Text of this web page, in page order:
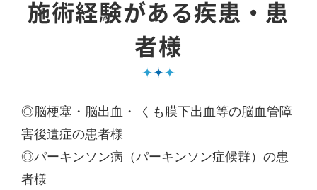
施術経験がある疾患・患
者様
◎脳梗塞・脳出血・ くも膜下出血等の脳血管障
害後遺症の患者様
◎パーキンソン病（パーキンソン症候群）の患
者様